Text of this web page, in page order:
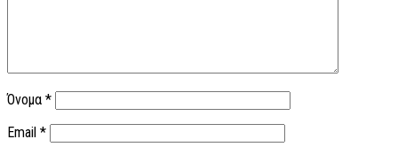
Όνομα *
Email *